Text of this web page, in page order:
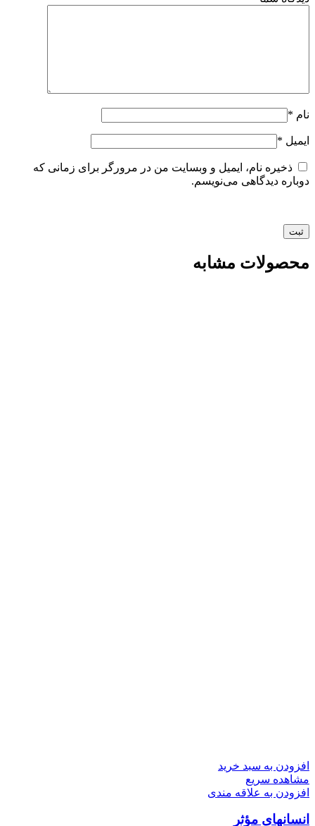
نام *
ایمیل *
ذخیره نام، ایمیل و وبسایت من در مرورگر برای زمانی که
دوباره دیدگاهی می‌نویسم.
محصولات مشابه
افزودن به سبد خرید
مشاهده سریع
افزودن به علاقه مندی
انسانهای مؤثر